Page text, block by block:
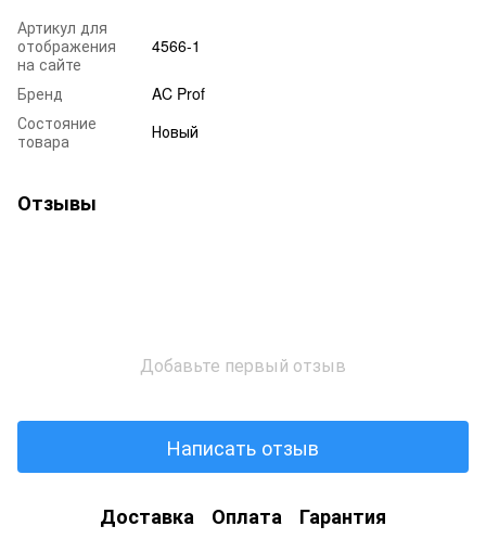
Артикул для
отображения
на сайте
4566-1
Бренд
AC Prof
Состояние
товара
Новый
Отзывы
Добавьте первый отзыв
Написать отзыв
Доставка Оплата Гарантия